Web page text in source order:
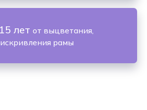
лет от выцветания,
рамы